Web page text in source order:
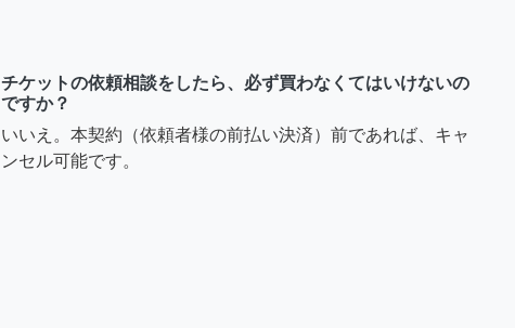
チケットの依頼相談をしたら、必ず買わなくてはいけないの
ですか？
いいえ。本契約（依頼者様の前払い決済）前であれば、キャ
ンセル可能です。